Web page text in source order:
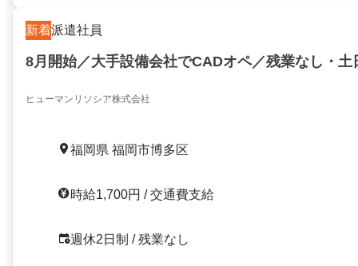
新着派遣社員
8月開始／大手設備会社でCADオペ／残業なし・土
ヒューマンリソシア株式会社
福岡県 福岡市博多区
時給1,700円 / 交通費支給
週休2日制 / 残業なし